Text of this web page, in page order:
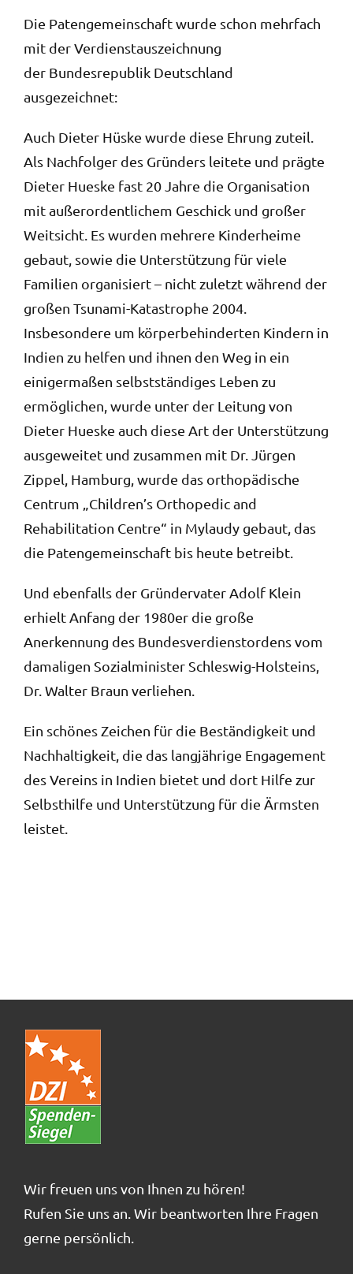
Die Patengemeinschaft wurde schon mehrfach
mit der Verdienstauszeichnung
der Bundesrepublik Deutschland
ausgezeichnet:
Auch Dieter Hüske wurde diese Ehrung zuteil.
Als Nachfolger des Gründers leitete und prägte
Dieter Hueske fast 20 Jahre die Organisation
mit außerordentlichem Geschick und großer
Weitsicht. Es wurden mehrere Kinderheime
gebaut, sowie die Unterstützung für viele
Familien organisiert – nicht zuletzt während der
großen Tsunami-Katastrophe 2004.
Insbesondere um körperbehinderten Kindern in
Indien zu helfen und ihnen den Weg in ein
einigermaßen selbstständiges Leben zu
ermöglichen, wurde unter der Leitung von
Dieter Hueske auch diese Art der Unterstützung
ausgeweitet und zusammen mit Dr. Jürgen
Zippel, Hamburg, wurde das orthopädische
Centrum „Children’s Orthopedic and
Rehabilitation Centre“ in Mylaudy gebaut, das
die Patengemeinschaft bis heute betreibt.
Und ebenfalls der Gründervater Adolf Klein
erhielt Anfang der 1980er die große
Anerkennung des Bundesverdienstordens vom
damaligen Sozialminister Schleswig-Holsteins,
Dr. Walter Braun verliehen.
Ein schönes Zeichen für die Beständigkeit und
Nachhaltigkeit, die das langjährige Engagement
des Vereins in Indien bietet und dort Hilfe zur
Selbsthilfe und Unterstützung für die Ärmsten
leistet.
Wir freuen uns von Ihnen zu hören!
Rufen Sie uns an. Wir beantworten Ihre Fragen
gerne persönlich.